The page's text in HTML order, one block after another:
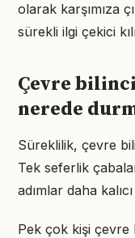
olarak karşımıza
sürekli ilgi çekici
Çevre
nerede
Süreklilik, çevre
Tek seferlik
adımlar daha
Pek çok kişi çevre